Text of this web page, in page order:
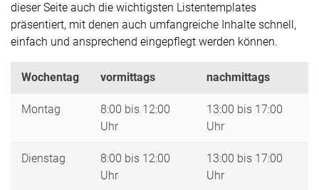
dieser Seite auch die wichtigsten Listentemplates
präsentiert, mit denen auch umfangreiche Inhalte schnell,
einfach und ansprechend eingepflegt werden können.
Wochentag vormittags nachmittags
Montag
8:00 bis 12:00
Uhr
13:00 bis 17:00
Uhr
Dienstag
8:00 bis 12:00
Uhr
13:00 bis 17:00
Uhr